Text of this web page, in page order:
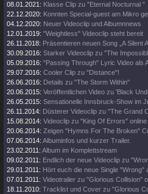
08.01.2021: Klasse Clip zu "Eternal Nocturnal "
22.12.2020: Konnten Special-guest am Mikro
04.12.2020: Neuer Videoclip und Albumnnews
12.01.2019: "Weightless" Videoclip steht bereit
26.11.2018: Präsentieren neuen Song „A Silent
30.09.2016: Starker Videoclip zu "The
05.09.2016: "Passing Through" Lyric Video als
29.07.2016: Cooler Clip zu "Distance"!
26.06.2016: Details zu "The Storm Within"
20.06.2015: Veröffentlichen Video zu 'Black
26.05.2015: Sensationelle Innsbruck-Show im
26.11.2014: Düsterer Videoclip zu "The Grand
15.08.2014: Videoclip zu "King Of Errors" online
20.06.2014: Zeigen "Hymns For The Broken"
07.06.2014: Albuminfos und kurzer Trailer.
23.02.2011: Album im Komplettstream
09.02.2011: Endlich der neue Videoclip zu
29.01.2011: Hört euch die neue Single "Wrong"
07.01.2011: Videotrailer zu "Glorious Collision"
18.11.2010: Tracklist und Cover zu "Glorious